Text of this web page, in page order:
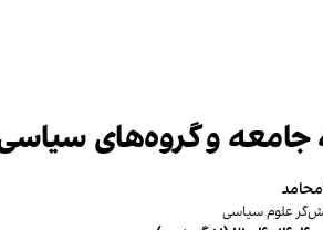
و گروه‌های سیاسی
علوم سیاسی